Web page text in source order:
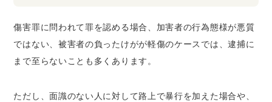
傷害罪に問われて罪を認める場合、加害者の行為態様が悪質
ではない、被害者の負ったけがが軽傷のケースでは、逮捕に
まで至らないことも多くあります。
ただし、面識のない人に対して路上で暴行を加えた場合や、